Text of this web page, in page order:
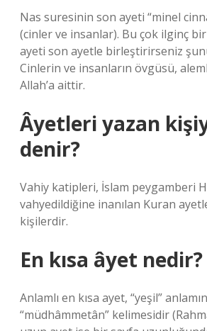
Nas suresinin son ayeti “minel
(cinler ve insanlar). Bu çok ilginç
ayeti son ayetle birleştirirseniz
Cinlerin ve insanların övgüsü,
Allah’a aittir.
Âyetleri yazan
denir?
Vahiy katipleri, İslam peygamberi
vahyedildiğine inanılan Kuran
kişilerdir.
En kısa âyet nedir?
Anlamlı en kısa ayet, “yeşil”
“müdhâmmetân” kelimesidir